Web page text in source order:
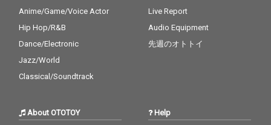
Anime/Game/Voice Actor
Hip Hop/R&B
Dance/Electronic
Jazz/World
Classical/Soundtrack
Live Report
Audio Equipment
先週のオトトイ
About OTOTOY Help